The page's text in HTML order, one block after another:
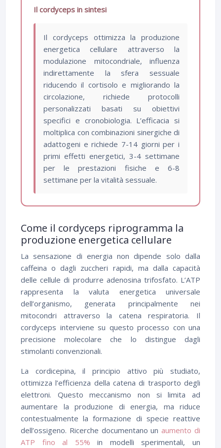
Il cordyceps in sintesi
Il cordyceps ottimizza la produzione
energetica cellulare attraverso la
modulazione mitocondriale, influenza
indirettamente la sfera sessuale
riducendo il cortisolo e migliorando la
circolazione, richiede protocolli
personalizzati basati su obiettivi
specifici e cronobiologia. L’efficacia si
moltiplica con combinazioni sinergiche di
adattogeni e richiede 7-14 giorni per i
primi effetti energetici, 3-4 settimane
per le prestazioni fisiche e 6-8
settimane per la vitalità sessuale.
Come il cordyceps riprogramma la
produzione energetica cellulare
La sensazione di energia non dipende solo dalla
caffeina o dagli zuccheri rapidi, ma dalla capacità
delle cellule di produrre adenosina trifosfato. L’ATP
rappresenta la valuta energetica universale
dell’organismo, generata principalmente nei
mitocondri attraverso la catena respiratoria. Il
cordyceps interviene su questo processo con una
precisione molecolare che lo distingue dagli
stimolanti convenzionali.
La cordicepina, il principio attivo più studiato,
ottimizza l’efficienza della catena di trasporto degli
elettroni. Questo meccanismo non si limita ad
aumentare la produzione di energia, ma riduce
contestualmente la formazione di specie reattive
dell’ossigeno. Ricerche documentano un aumento di
ATP fino al 55% in modelli sperimentali, un